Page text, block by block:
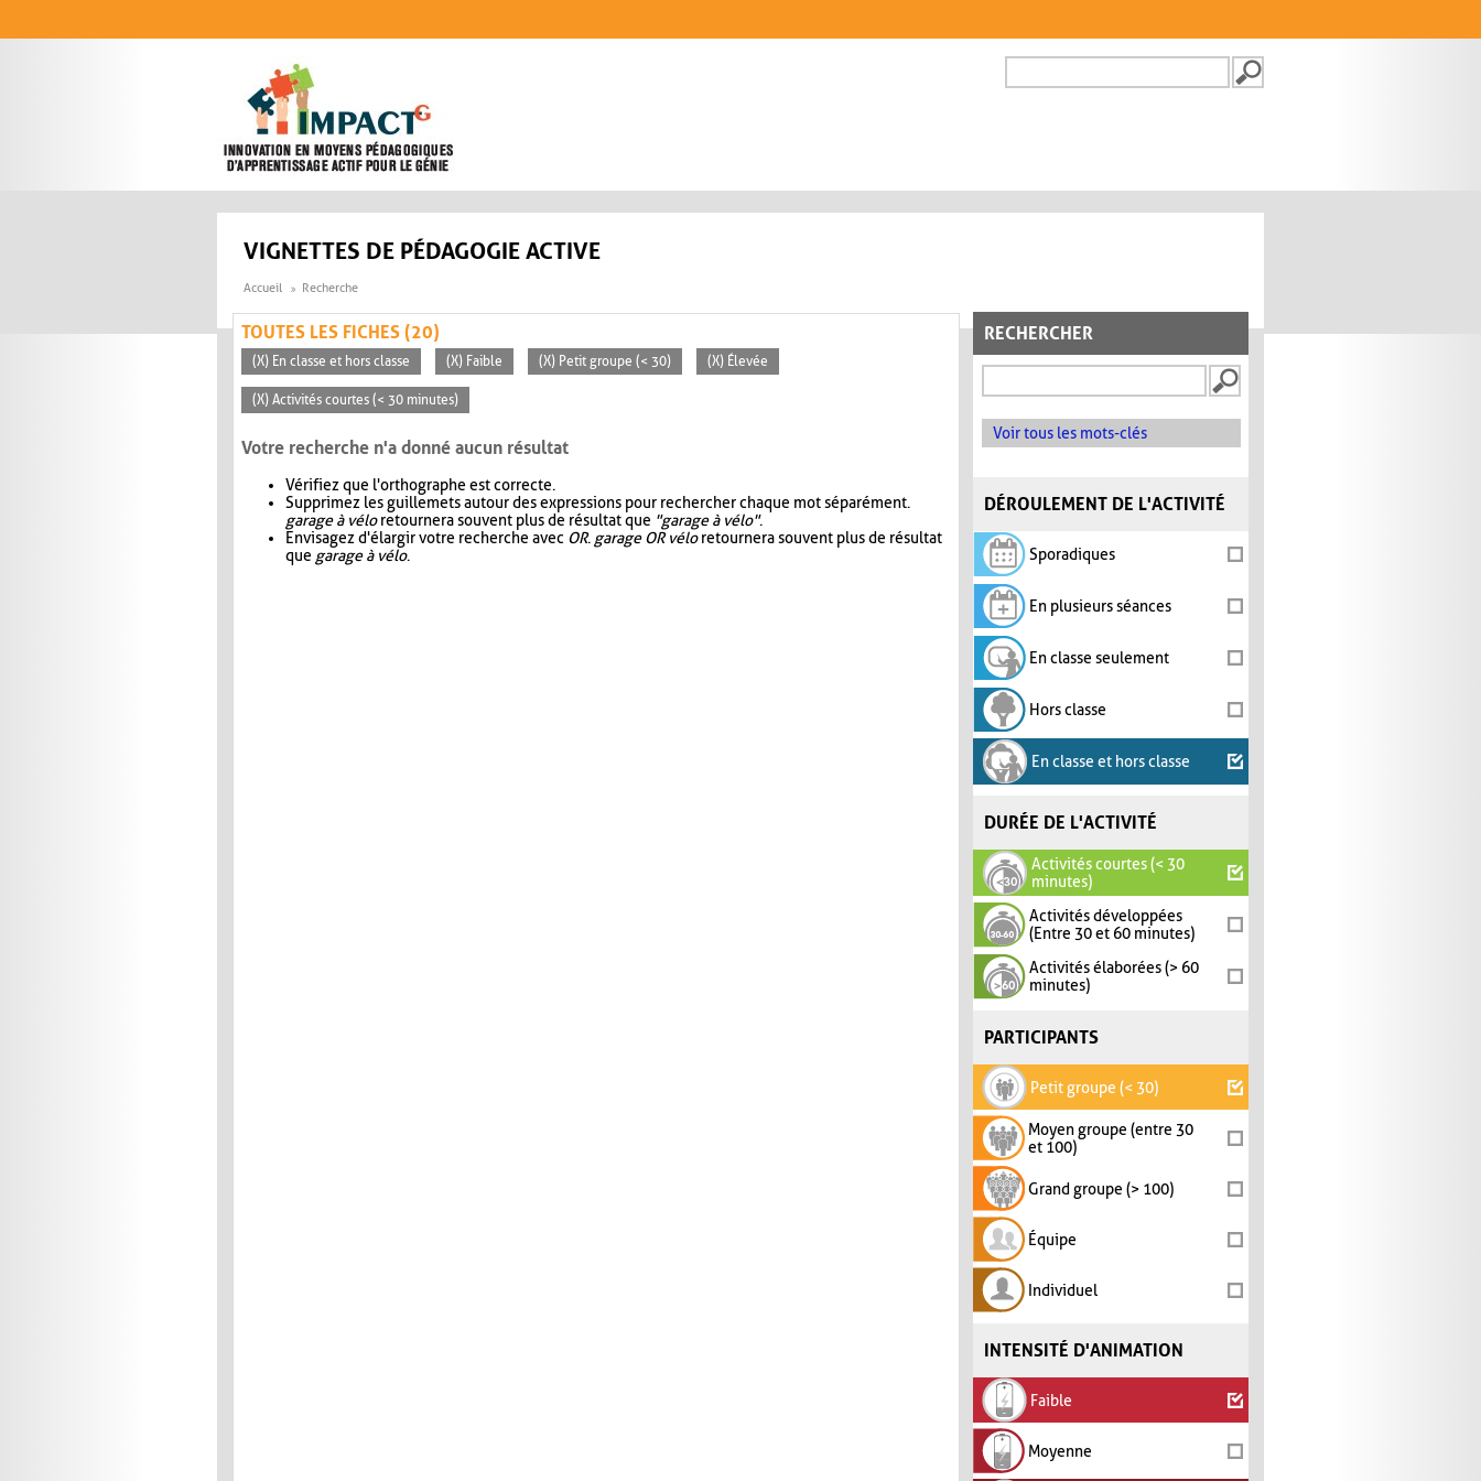
FORMULAIRE DE
VIGNETTES DE PÉDAGOGIE ACTIVE
Accueil Recherche
RECHERCHER
Voir tous les mots-clés
DÉROULEMENT DE L'ACTIVITÉ
Sporadiques
En plusieurs séances
En classe seulement
Hors classe
En classe et hors classe
DURÉE DE L'ACTIVITÉ
Activités courtes (< 30
minutes)
Activités développées
(Entre 30 et 60 minutes)
Activités élaborées (> 60
minutes)
PARTICIPANTS
Petit groupe (< 30)
Moyen groupe (entre 30
et 100)
Grand groupe (> 100)
Équipe
Individuel
INTENSITÉ D'ANIMATION
Faible
Moyenne
TOUTES LES FICHES (20)
(X) En classe et hors classe (X) Faible (X) Petit groupe (< 30) (X) Élevée
(X) Activités courtes (< 30 minutes)
Votre recherche n'a donné aucun résultat
Vérifiez que l'orthographe est correcte.
Supprimez les guillemets autour des expressions pour rechercher chaque mot séparément.
garage à véloretournera souvent plus de résultat que "garage à vélo".
Envisagez d'élargir votre recherche avec OR. garage OR véloretournera souvent plus de résultat
que garage à vélo.